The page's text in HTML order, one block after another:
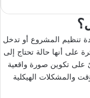
تنظيم المشروع أو تدخل
على أنها حالة تحتاج إلى
على تكوين صورة واقعية
والمشكلات الهيكلية